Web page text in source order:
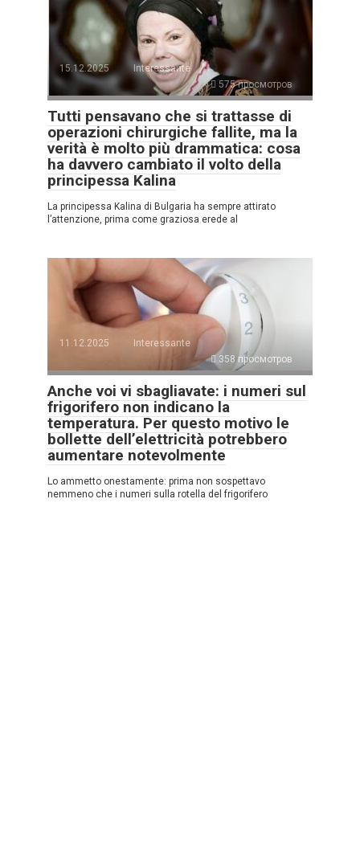
15.12.2025
Interessante
575 просмотров
Tutti pensavano che si trattasse di
operazioni chirurgiche fallite, ma la
verità è molto più drammatica: cosa
ha davvero cambiato il volto della
principessa Kalina
La principessa Kalina di Bulgaria ha sempre attirato
l’attenzione, prima come graziosa erede al
11.12.2025
Interessante
358 просмотров
Anche voi vi sbagliavate: i numeri sul
frigorifero non indicano la
temperatura. Per questo motivo le
bollette dell’elettricità potrebbero
aumentare notevolmente
Lo ammetto onestamente: prima non sospettavo
nemmeno che i numeri sulla rotella del frigorifero